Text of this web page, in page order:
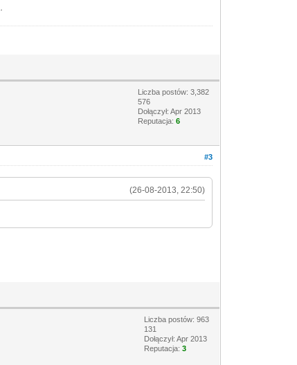
Liczba postów: 3,382
576
Dołączył: Apr 2013
Reputacja:6
#3
(26-08-2013, 22:50)
Liczba postów: 963
131
Dołączył: Apr 2013
Reputacja:3